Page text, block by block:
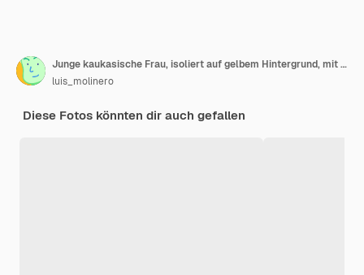
Junge kaukasische Frau, isoliert auf gelbem Hintergrund, mit gekreuzten Fingern und wünscht sich das Beste
luis_molinero
Diese Fotos könnten dir auch gefallen